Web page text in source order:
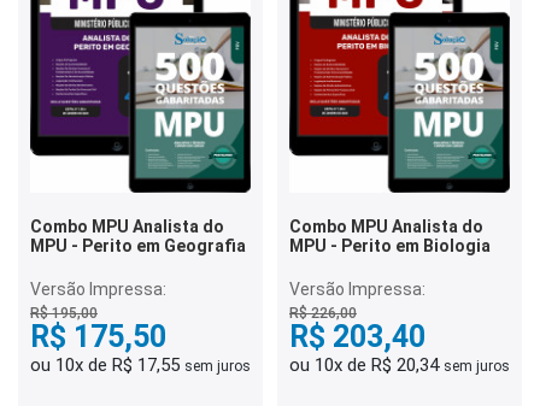
Combo MPU Analista do
MPU - Perito em Geografia
Versão Impressa:
R$ 195,00
R$ 175,50
ou 10x de R$ 17,55 sem juros
Combo MPU Analista do
MPU - Perito em Biologia
Versão Impressa:
R$ 226,00
R$ 203,40
ou 10x de R$ 20,34 sem juros